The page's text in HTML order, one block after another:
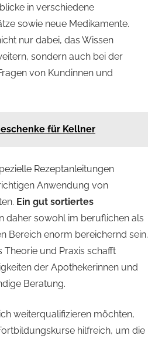
in verschiedene
sowie neue Medikamente.
nur dabei, das Wissen
sondern auch bei der
von Kundinnen und
für Kellner
Rezeptanleitungen
Anwendung von
Ein gut sortiertes
daher sowohl im beruflichen als
Bereich enorm bereichernd sein.
Theorie und Praxis schafft
der Apothekerinnen und
Beratung.
weiterqualifizieren möchten,
hilfreich, um die